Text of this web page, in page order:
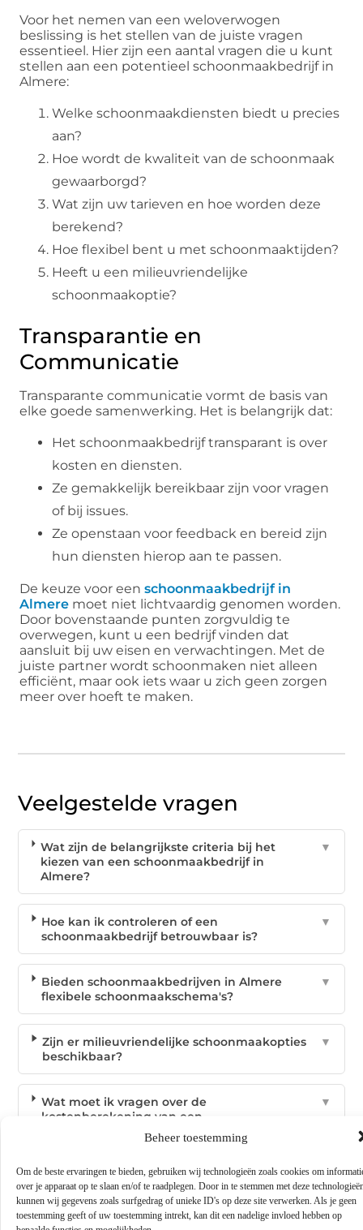
Beheer toestemming
Om de beste ervaringen te bieden, gebruiken wij technologieën zoals cookies om
over je apparaat op te slaan en/of te raadplegen. Door in te stemmen met deze
kunnen wij gegevens zoals surfgedrag of unieke ID's op deze site verwerken. Als je geen
toestemming geeft of uw toestemming intrekt, kan dit een nadelige invloed hebben op
Voor het nemen van een weloverwogen
beslissing is het stellen van de juiste vragen
essentieel. Hier zijn een aantal vragen die u kunt
stellen aan een potentieel schoonmaakbedrijf in
Almere:
Welke schoonmaakdiensten biedt u precies
aan?
Hoe wordt de kwaliteit van de schoonmaak
gewaarborgd?
Wat zijn uw tarieven en hoe worden deze
berekend?
Hoe flexibel bent u met schoonmaaktijden?
Heeft u een milieuvriendelijke
schoonmaakoptie?
Transparantie en
Communicatie
Transparante communicatie vormt de basis van
elke goede samenwerking. Het is belangrijk dat:
Het schoonmaakbedrijf transparant is over
kosten en diensten.
Ze gemakkelijk bereikbaar zijn voor vragen
of bij issues.
Ze openstaan voor feedback en bereid zijn
hun diensten hierop aan te passen.
De keuze voor eenschoonmaakbedrijf in
Almere moet niet lichtvaardig genomen worden.
Door bovenstaande punten zorgvuldig te
overwegen, kunt u een bedrijf vinden dat
aansluit bij uw eisen en verwachtingen. Met de
juiste partner wordt schoonmaken niet alleen
efficiënt, maar ook iets waar u zich geen zorgen
meer over hoeft te maken.
Veelgestelde vragen
Wat zijn de belangrijkste criteria bij het
kiezen van een schoonmaakbedrijf in
Almere?
▼
Hoe kan ik controleren of een
schoonmaakbedrijf betrouwbaar is?
▼
Bieden schoonmaakbedrijven in Almere
flexibele schoonmaakschema's?
▼
Zijn er milieuvriendelijke schoonmaakopties
beschikbaar?
▼
Wat moet ik vragen over de
kostenberekening van een
schoonmaakbedrijf?
▼
Tags: